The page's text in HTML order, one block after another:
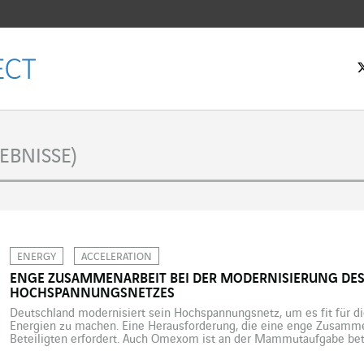
ENERGY ACCELERATION
ENGE ZUSAMMENARBEIT BEI DER MODERNISIERUNG
HOCHSPANNUNGSNETZES
Deutschland modernisiert sein Hochspannungsnetz, um es fit für
Energien zu machen. Eine Herausforderung, die eine enge
Beteiligten erfordert. Auch Omexom ist an der Mammutaufgabe